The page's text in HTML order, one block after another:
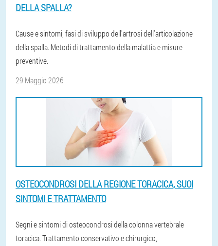
DELLA SPALLA?
Cause e sintomi, fasi di sviluppo dell'artrosi dell'articolazione
della spalla. Metodi di trattamento della malattia e misure
preventive.
29 Maggio 2026
OSTEOCONDROSI DELLA REGIONE TORACICA, SUOI
SINTOMI E TRATTAMENTO
Segni e sintomi di osteocondrosi della colonna vertebrale
toracica. Trattamento conservativo e chirurgico,